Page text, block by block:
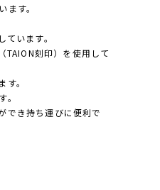
ます。
います。
TAION刻印）を使用して
。
。
でき持ち運びに便利で